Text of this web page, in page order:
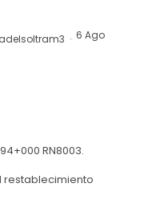
· 6 Ago
RN8003.
restablecimiento